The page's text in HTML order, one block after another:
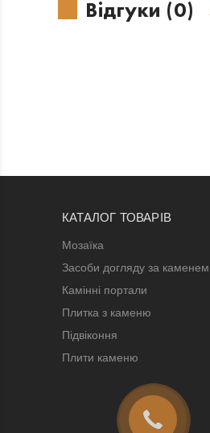
Відгуки (0)
КАТАЛОГ ТОВАРІВ
Мозаїка
Засоби догляду за каменем
Камінні портали
Плитка з каменю
Підвіконня
Плити каменю